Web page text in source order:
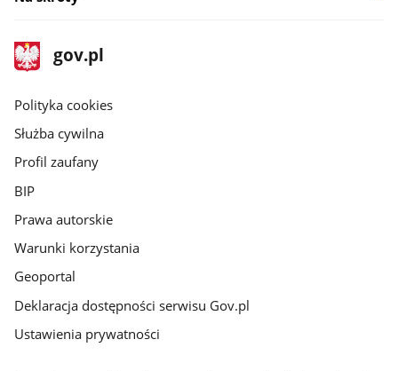
stopka
gov.pl
Strona
gov.pl
gov.pl
Polityka cookies
Służba cywilna
Profil zaufany
BIP
Prawa autorskie
Warunki korzystania
Geoportal
Deklaracja dostępności serwisu Gov.pl
Ustawienia prywatności